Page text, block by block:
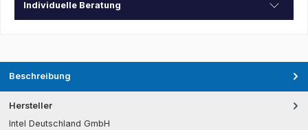
Individuelle Beratung
Beschreibung
Hersteller
Intel Deutschland GmbH